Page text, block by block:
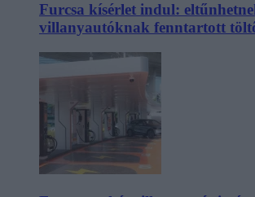
Furcsa kísérlet indul:
villanyautóknak fenntartott